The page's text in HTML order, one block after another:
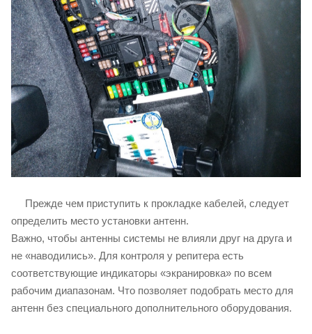
Прежде чем приступить к прокладке кабелей, следует
определить место установки антенн.
Важно, чтобы антенны системы не влияли друг на друга и
не «наводились». Для контроля у репитера есть
соответствующие индикаторы «экранировка» по всем
рабочим диапазонам. Что позволяет подобрать место для
антенн без специального дополнительного оборудования.